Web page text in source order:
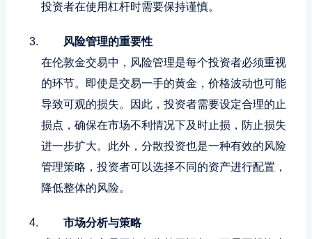
投资者在使用杠杆时需要保持谨慎。
风险管理的重要性
在伦敦金交易中，风险管理是每个投资者必须重视
的环节。即使是交易一手的黄金，价格波动也可能
导致可观的损失。因此，投资者需要设定合理的止
损点，确保在市场不利情况下及时止损，防止损失
进一步扩大。此外，分散投资也是一种有效的风险
管理策略，投资者可以选择不同的资产进行配置，
降低整体的风险。
市场分析与策略